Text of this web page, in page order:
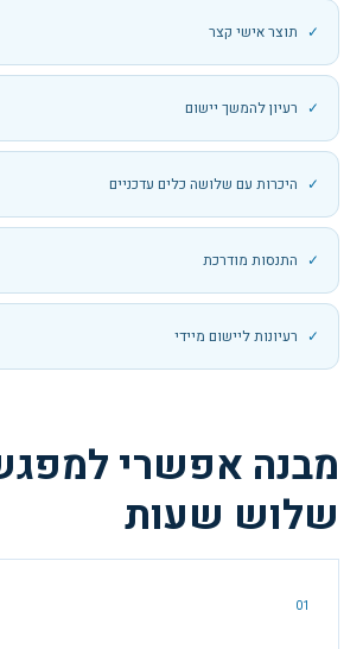
תוצר אישי קצר
רעיון להמשך יישום
היכרות עם שלושה כלים עדכניים
התנסות מודרכת
רעיונות ליישום מיידי
מבנה אפשרי
שלוש שעות
01